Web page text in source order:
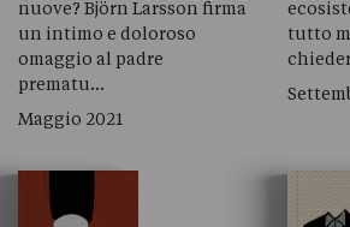
nuove? Björn Larsson firma
un intimo e doloroso
omaggio al padre
prematu…
Maggio 2021
tutto